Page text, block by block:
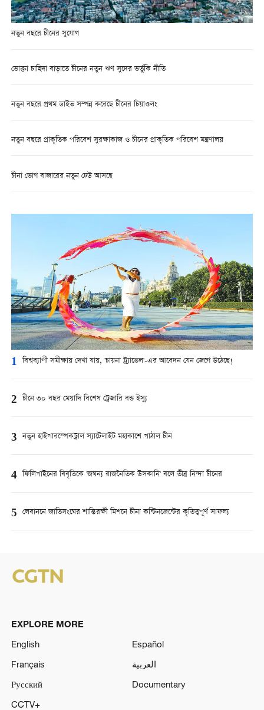
নতুন বছরে চীনের সুযোগ
ভোক্তা চাহিদা বাড়াতে চীনের নতুন ঋণ সুদের ভর্তুকি নীতি
নতুন বছরে প্রথম ডাইভ সম্পন্ন করেছে চীনের চিয়াওলং
নতুন বছরে প্রাকৃতিক পরিবেশ সুরক্ষাকাজ ও চীনের প্রাকৃতিক পরিবেশ মন্ত্রণালয়
চীনা ভোগ বাজারের নতুন ঢেউ আসছে
1 বিশ্বব্যাপী সমীক্ষায় দেখা যায়, 'চায়না ট্র্যাভেল'-এর আবেদন যেন জেগে উঠেছে!
2 চীনে ৩০ বছর মেয়াদি বিশেষ ট্রেজারি বন্ড ইস্যু
3 নতুন হাইপারস্পেকট্রাল স্যাটেলাইট মহাকাশে পাঠাল চীন
4 ফিলিপাইনের বিবৃতিকে 'জঘন্য রাজনৈতিক উসকানি' বলে তীব্র নিন্দা চীনের
5 লেবাননে জাতিসংঘের শান্তিরক্ষী মিশনে চীনা কন্টিনজেন্টের কৃতিত্বপূর্ণ সাফল্য
EXPLORE MORE
English
Español
Français
العربية
Русский
Documentary
CCTV+